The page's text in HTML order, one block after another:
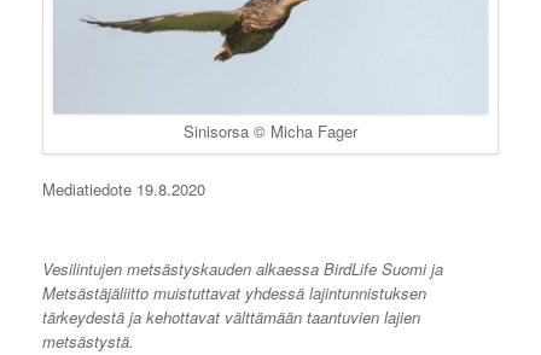
Sinisorsa © Micha Fager
Mediatiedote 19.8.2020
Vesilintujen metsästyskauden alkaessa BirdLife Suomi ja
Metsästäjäliitto muistuttavat yhdessä lajintunnistuksen
tärkeydestä ja kehottavat välttämään taantuvien lajien
metsästystä.